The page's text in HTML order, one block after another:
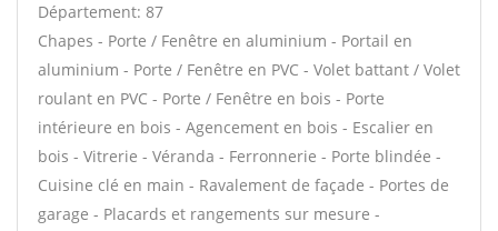
Département: 87
Chapes - Porte / Fenêtre en aluminium - Portail en
aluminium - Porte / Fenêtre en PVC - Volet battant / Volet
roulant en PVC - Porte / Fenêtre en bois - Porte
intérieure en bois - Agencement en bois - Escalier en
bois - Vitrerie - Véranda - Ferronnerie - Porte blindée -
Cuisine clé en main - Ravalement de façade - Portes de
garage - Placards et rangements sur mesure -